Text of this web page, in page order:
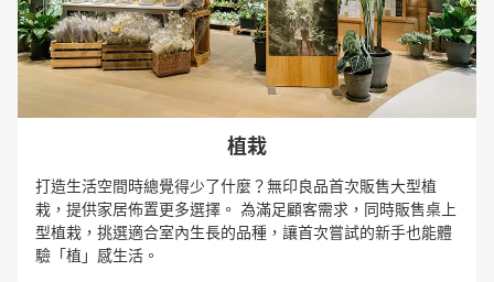
植栽
打造生活空間時總覺得少了什麼？無印良品首次販售大型植
栽，提供家居佈置更多選擇。 為滿足顧客需求，同時販售桌上
型植栽，挑選適合室內生長的品種，讓首次嘗試的新手也能體
驗「植」感生活。